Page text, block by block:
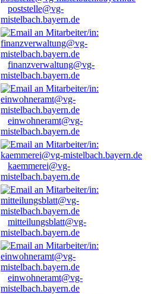
poststelle@vg-
mistelbach.bayern.de
finanzverwaltung@vg-
mistelbach.bayern.de
einwohneramt@vg-
mistelbach.bayern.de
kaemmerei@vg-
mistelbach.bayern.de
mitteilungsblatt@vg-
mistelbach.bayern.de
einwohneramt@vg-
mistelbach.bayern.de